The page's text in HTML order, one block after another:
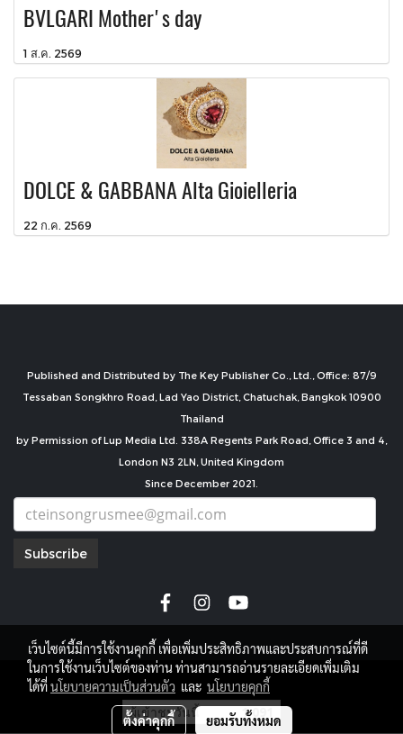
BVLGARI Mother's day
1 ส.ค. 2569
DOLCE & GABBANA Alta Gioielleria
22 ก.ค. 2569
Published and Distributed by The Key Publisher Co., Ltd., Office: 87/9
Tessaban Songkhro Road, Lad Yao District, Chatuchak, Bangkok 10900
Thailand
by Permission of Lup Media Ltd. 338A Regents Park Road, Office 3 and 4,
London N3 2LN, United Kingdom
Since December 2021.
Subscribe
copyright by
ผู้เข้าชมวันนี้
1,091
เว็บไซต์นี้มีการใช้งานคุกกี้ เพื่อเพิ่มประสิทธิภาพและประสบการณ์ที่ดี
ในการใช้งานเว็บไซต์ของท่าน ท่านสามารถอ่านรายละเอียดเพิ่มเติม
ได้ที่นโยบายความเป็นส่วนตัว และ นโยบายคุกกี้
ตั้งค่าคุกกี้ ยอมรับทั้งหมด